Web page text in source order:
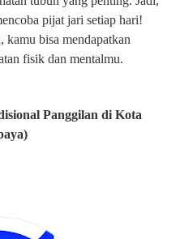
pijat jari setiap hari!
kamu bisa mendapatkan
fisik dan mentalmu.
Panggilan di Kota